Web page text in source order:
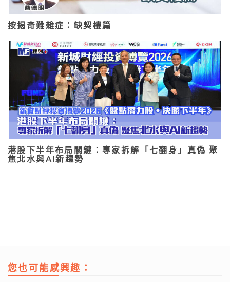
按揭奇難雜症：缺契樓篇
港股下半年布局關鍵：專家拆解「七翻身」真偽 聚
焦北水與AI新趨勢
您也可能感興趣：